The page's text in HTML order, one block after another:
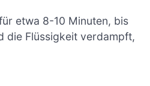
etwa 8-10 Minuten, bis
die Flüssigkeit verdampft,